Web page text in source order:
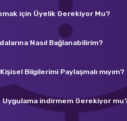
için Üyelik Gerekiyor Mu?
Nasıl Bağlanabilirim?
Bilgilerimi Paylaşmalı mıyım?
indirmem Gerekiyor